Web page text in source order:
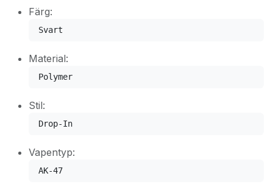
Färg:
Svart
Material:
Polymer
Stil:
Drop-In
Vapentyp:
AK-47